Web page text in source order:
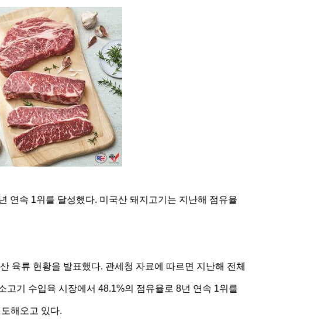
연속 1위를 달성했다. 미국산 돼지고기는 지난해 점유율
육류 현황을 발표했다. 관세청 자료에 따르면 지난해 전체
기 수입육 시장에서 48.1%의 점유율로 8년 연속 1위를
해오고 있다.